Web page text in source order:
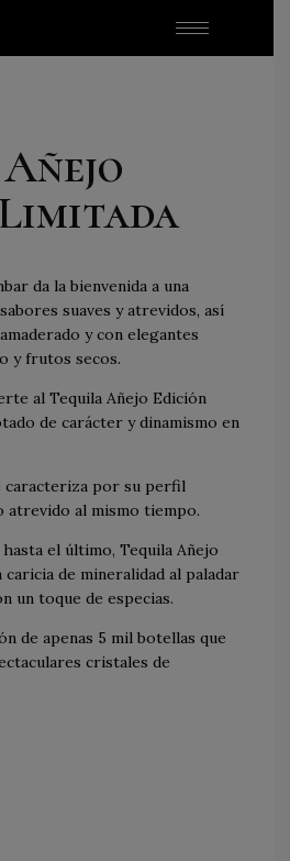
da la bienvenida a una
suaves y atrevidos, así
y con elegantes
y frutos secos.
al Tequila Añejo Edición
de carácter y dinamismo en
caracteriza por su perfil
atrevido al mismo tiempo.
el último, Tequila Añejo
caricia de mineralidad al paladar
un toque de especias.
de apenas 5 mil botellas que
cristales de